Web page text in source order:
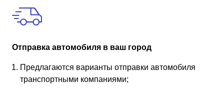
Отправка автомобиля в ваш город
Предлагаются варианты отправки автомобиля
транспортными компаниями;